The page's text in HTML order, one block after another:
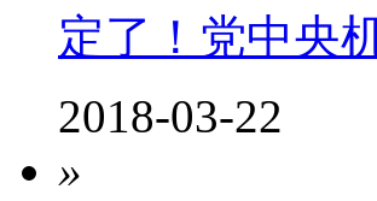
定了！党中央
2018-03-22
»